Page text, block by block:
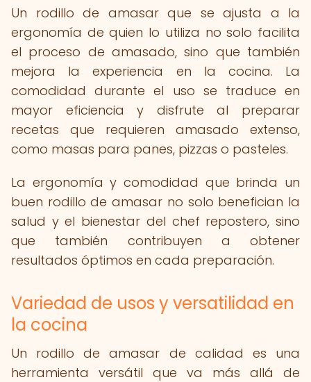
Un rodillo de amasar que se ajusta a la
ergonomía de quien lo utiliza no solo facilita
el proceso de amasado, sino que también
mejora la experiencia en la cocina. La
comodidad durante el uso se traduce en
mayor eficiencia y disfrute al preparar
recetas que requieren amasado extenso,
como masas para panes, pizzas o pasteles.
La ergonomía y comodidad que brinda un
buen rodillo de amasar no solo benefician la
salud y el bienestar del chef repostero, sino
que también contribuyen a obtener
resultados óptimos en cada preparación.
Variedad de usos y versatilidad en
la cocina
Un rodillo de amasar de calidad es una
herramienta versátil que va más allá de